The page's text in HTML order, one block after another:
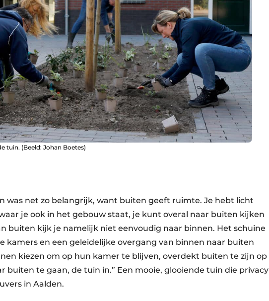
tuin. (Beeld: Johan Boetes)
was net zo belangrijk, want buiten geeft ruimte. Je hebt licht
je ook in het gebouw staat, je kunt overal naar buiten kijken
buiten kijk je namelijk niet eenvoudig naar binnen. Het schuine
kamers en een geleidelijke overgang van binnen naar buiten
kiezen om op hun kamer te blijven, overdekt buiten te zijn op
buiten te gaan, de tuin in.” Een mooie, glooiende tuin die privacy
in Aalden.